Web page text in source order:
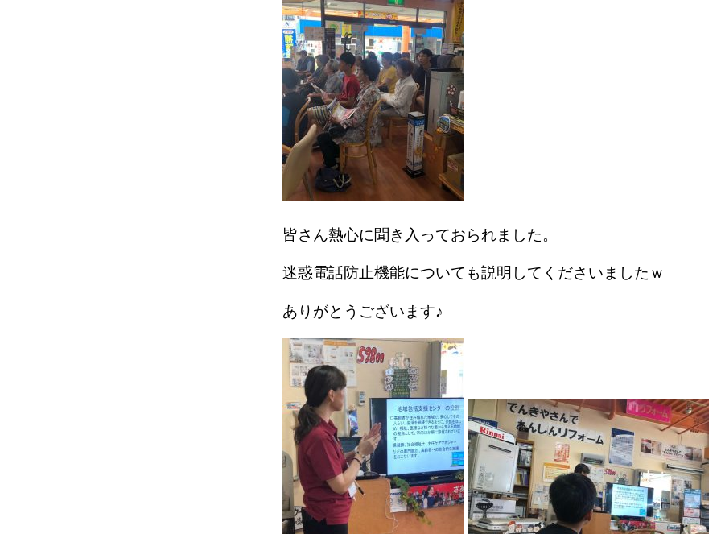
皆さん熱心に聞き入っておられました。
迷惑電話防止機能についても説明してくださいましたｗ
ありがとうございます♪